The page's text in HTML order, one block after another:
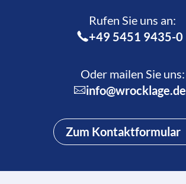
Rufen Sie uns an:­
+49 5451 9435-0
Oder mailen Sie uns:
info@wrocklage.de
Zum Kontaktformular